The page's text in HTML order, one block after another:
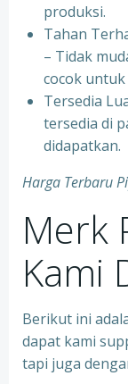
produksi.
Tahan
– Tidak
cocok
Tersedia
tersedia di
didapatkan.
Harga Terbaru
Merk
Kami
Berikut ini
dapat kami
tapi juga